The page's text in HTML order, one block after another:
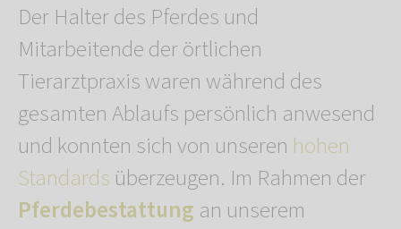
Der Halter des Pferdes und
Mitarbeitende der örtlichen
Tierarztpraxis waren während des
gesamten Ablaufs persönlich anwesend
und konnten sich von unseren hohen
Standards überzeugen. Im Rahmen der
Pferdebestattung an unserem